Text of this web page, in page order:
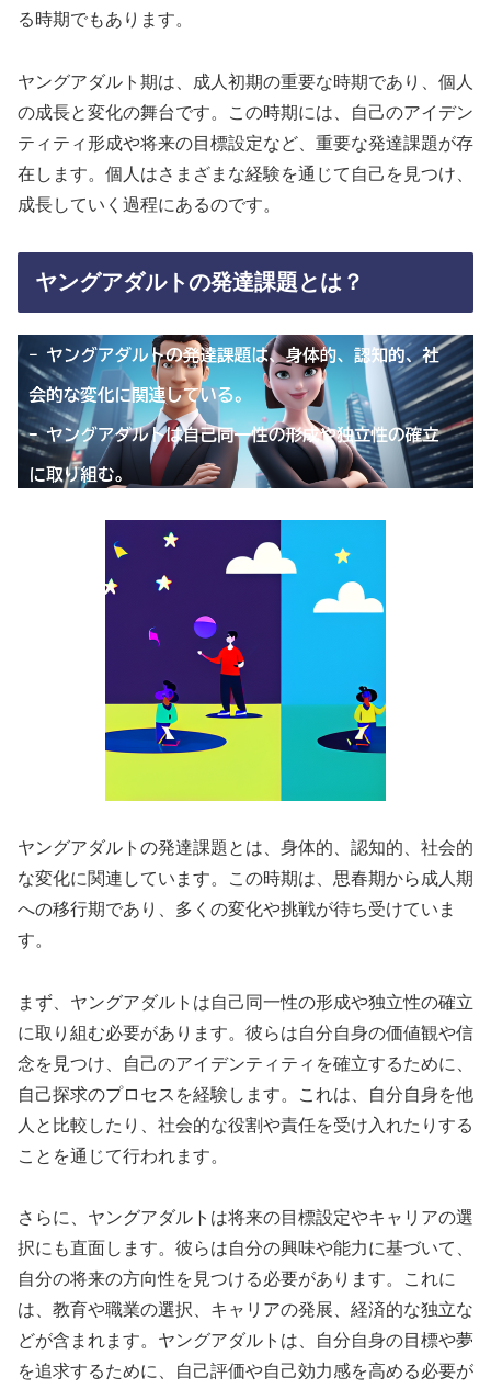
る時期でもあります。
ヤングアダルト期は、成人初期の重要な時期であり、個人
の成長と変化の舞台です。この時期には、自己のアイデン
ティティ形成や将来の目標設定など、重要な発達課題が存
在します。個人はさまざまな経験を通じて自己を見つけ、
成長していく過程にあるのです。
ヤングアダルトの発達課題とは？
ヤングアダルトの発達課題とは、身体的、認知的、社会的
な変化に関連しています。この時期は、思春期から成人期
への移行期であり、多くの変化や挑戦が待ち受けていま
す。
まず、ヤングアダルトは自己同一性の形成や独立性の確立
に取り組む必要があります。彼らは自分自身の価値観や信
念を見つけ、自己のアイデンティティを確立するために、
自己探求のプロセスを経験します。これは、自分自身を他
人と比較したり、社会的な役割や責任を受け入れたりする
ことを通じて行われます。
さらに、ヤングアダルトは将来の目標設定やキャリアの選
択にも直面します。彼らは自分の興味や能力に基づいて、
自分の将来の方向性を見つける必要があります。これに
は、教育や職業の選択、キャリアの発展、経済的な独立な
どが含まれます。ヤングアダルトは、自分自身の目標や夢
を追求するために、自己評価や自己効力感を高める必要が